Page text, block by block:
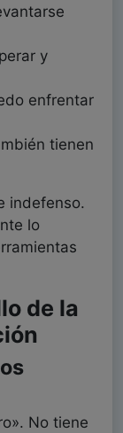
y
enfrentar
tienen
indefenso.
lo
de la
No tiene